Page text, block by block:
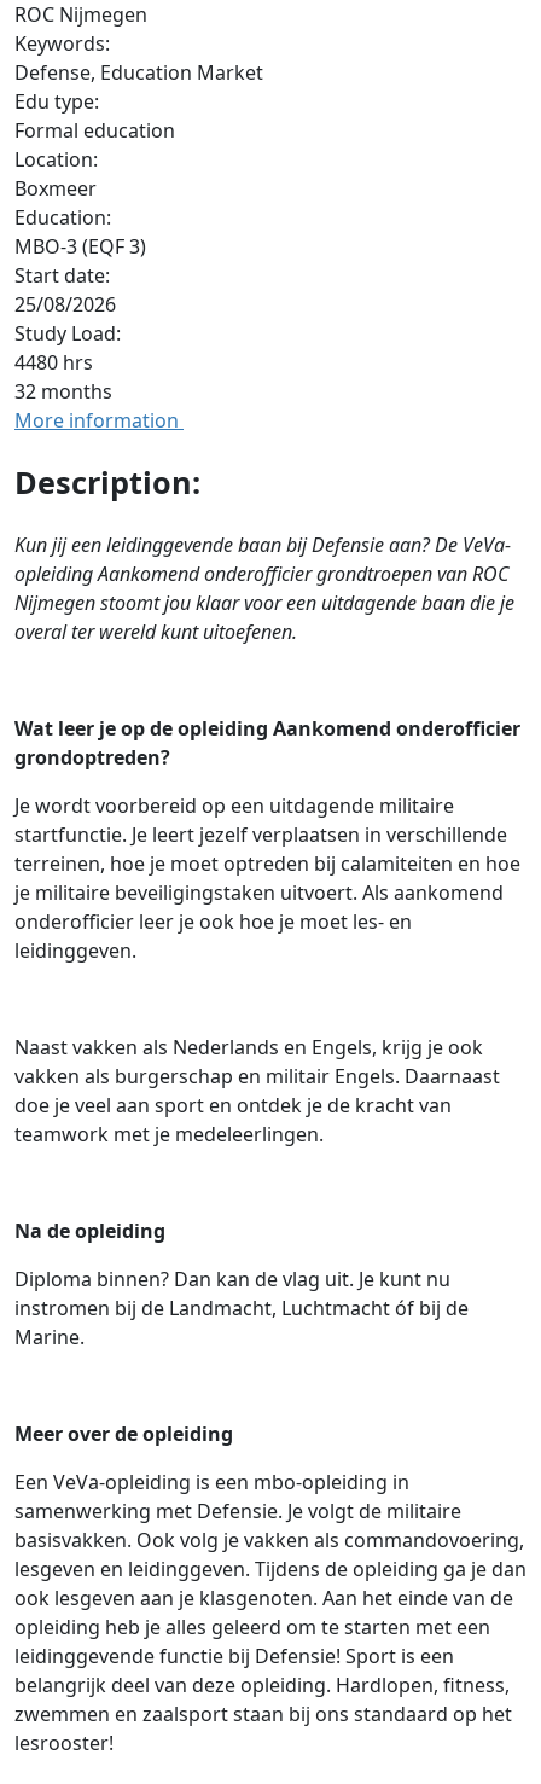
ROC Nijmegen
Keywords:
Defense, Education Market
Edu type:
Formal education
Location:
Boxmeer
Education:
MBO-3 (EQF 3)
Start date:
25/08/2026
Study Load:
4480 hrs
32 months
More information
Description:
Kun jij een leidinggevende baan bij Defensie aan? De VeVa-
opleiding Aankomend onderofficier grondtroepen van ROC
Nijmegen stoomt jou klaar voor een uitdagende baan die je
overal ter wereld kunt uitoefenen.
Wat leer je op de opleiding Aankomend onderofficier
grondoptreden?
Je wordt voorbereid op een uitdagende militaire
startfunctie. Je leert jezelf verplaatsen in verschillende
terreinen, hoe je moet optreden bij calamiteiten en hoe
je militaire beveiligingstaken uitvoert. Als aankomend
onderofficier leer je ook hoe je moet les- en
leidinggeven.
Naast vakken als Nederlands en Engels, krijg je ook
vakken als burgerschap en militair Engels. Daarnaast
doe je veel aan sport en ontdek je de kracht van
teamwork met je medeleerlingen.
Na de opleiding
Diploma binnen? Dan kan de vlag uit. Je kunt nu
instromen bij de Landmacht, Luchtmacht óf bij de
Marine.
Meer over de opleiding
Een VeVa-opleiding is een mbo-opleiding in
samenwerking met Defensie. Je volgt de militaire
basisvakken. Ook volg je vakken als commandovoering,
lesgeven en leidinggeven. Tijdens de opleiding ga je dan
ook lesgeven aan je klasgenoten. Aan het einde van de
opleiding heb je alles geleerd om te starten met een
leidinggevende functie bij Defensie! Sport is een
belangrijk deel van deze opleiding. Hardlopen, fitness,
zwemmen en zaalsport staan bij ons standaard op het
lesrooster!